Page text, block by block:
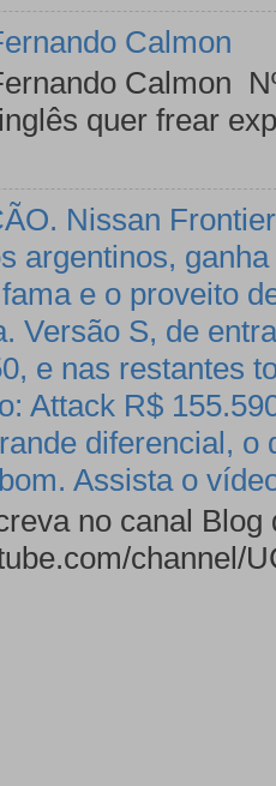
Calmon
Calmon
quer frear
Nissan
argentinos,
e o proveito
Versão S, de
e nas restantes
Attack R$
diferencial, o
Assista o
no canal
channel/